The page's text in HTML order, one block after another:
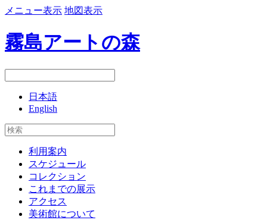
メニュー表示 地図表示
霧島アートの森
日本語
English
利用案内
スケジュール
コレクション
これまでの展示
アクセス
美術館について